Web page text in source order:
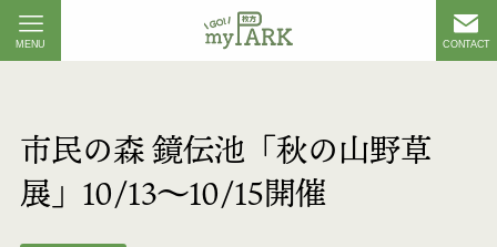
CONTACT
MENU
市民の森 鏡伝池「秋の山野草
展」10/13〜10/15開催